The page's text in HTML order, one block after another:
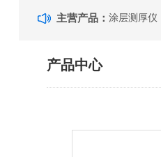
主营产品：
产品中心